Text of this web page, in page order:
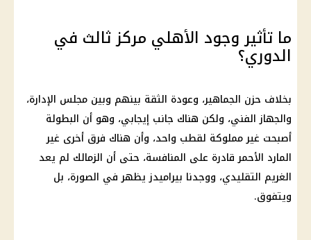
ما تأثير وجود الأهلي مركز ثالث في
الدوري؟
بخلاف حزن الجماهير، وعودة الثقة بينهم وبين مجلس الإدارة،
والجهاز الفني، ولكن هناك جانب إيجابي، وهو أن البطولة
أصبحت غير مملوكة لقطب واحد، وأن هناك فرق أخرى غير
المارد الأحمر قادرة على المنافسة، حتى أن الزمالك لم يعد
الغريم التقليدي، ووجدنا بيراميدز يظهر في الصورة، بل
ويتفوق.